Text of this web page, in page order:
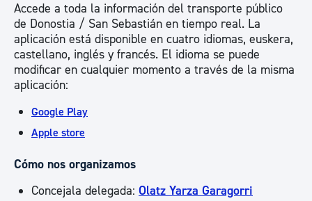
Accede a toda la información del transporte público
de Donostia / San Sebastián en tiempo real. La
aplicación está disponible en cuatro idiomas, euskera,
castellano, inglés y francés. El idioma se puede
modificar en cualquier momento a través de la misma
aplicación:
Google Play
Apple store
Cómo nos organizamos
Concejala delegada: Olatz Yarza Garagorri